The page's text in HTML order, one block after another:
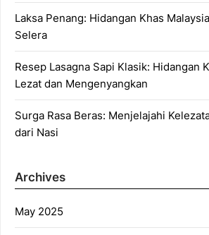
Laksa Penang: Hidangan Khas
Selera
Resep Lasagna Sapi Klasik: Hidangan
Lezat dan Mengenyangkan
Surga Rasa Beras: Menjelajahi
dari Nasi
Archives
May 2025